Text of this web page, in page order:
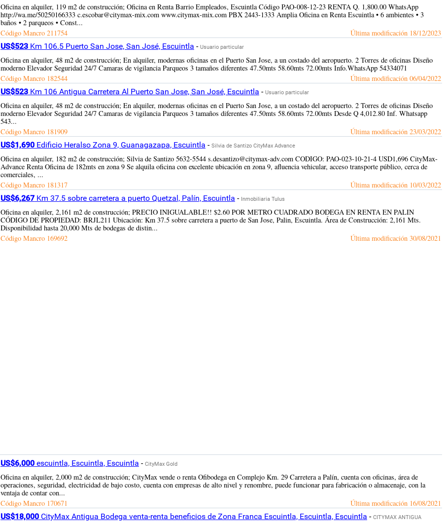
Oficina en alquiler, 119 m2 de construcción; Oficina en Renta Barrio Empleados, Escuintla Código PAO-008-12-23 RENTA Q. 1,800.00 WhatsApp
http://wa.me/50250166333 c.escobar@citymax-mix.com www.citymax-mix.com PBX 2443-1333 Amplia Oficina en Renta Escuintla • 6 ambientes • 3
baños • 2 parqueos • Const...
Código Mancro 211754 Última modificación 18/12/2023
US$523Km 106.5 Puerto San Jose, San José, Escuintla - Usuario particular
Oficina en alquiler, 48 m2 de construcción; En alquiler, modernas oficinas en el Puerto San Jose, a un costado del aeropuerto. 2 Torres de oficinas Diseño
moderno Elevador Seguridad 24/7 Camaras de vigilancia Parqueos 3 tamaños diferentes 47.50mts 58.60mts 72.00mts Info.WhatsApp 54334071
Código Mancro 182544 Última modificación 06/04/2022
US$523Km 106 Antigua Carretera Al Puerto San Jose, San José, Escuintla - Usuario particular
Oficina en alquiler, 48 m2 de construcción; En alquiler, modernas oficinas en el Puerto San Jose, a un costado del aeropuerto. 2 Torres de oficinas Diseño
moderno Elevador Seguridad 24/7 Camaras de vigilancia Parqueos 3 tamaños diferentes 47.50mts 58.60mts 72.00mts Desde Q 4,012.80 Inf. Whatsapp
543...
Código Mancro 181909 Última modificación 23/03/2022
US$1,690Edificio Heralso Zona 9, Guanagazapa, Escuintla - Silvia de Santizo CityMax Advance
Oficina en alquiler, 182 m2 de construcción; Silvia de Santizo 5632-5544 s.desantizo@citymax-adv.com CODIGO: PAO-023-10-21-4 USD1,696 CityMax-
Advance Renta Oficina de 182mts en zona 9 Se alquila oficina con excelente ubicación en zona 9, afluencia vehicular, acceso transporte público, cerca de
comerciales, ...
Código Mancro 181317 Última modificación 10/03/2022
US$6,267Km 37.5 sobre carretera a puerto Quetzal, Palín, Escuintla - Inmobiliaria Tulus
Oficina en alquiler, 2,161 m2 de construcción; PRECIO INIGUALABLE!! $2.60 POR METRO CUADRADO BODEGA EN RENTA EN PALIN
CÓDIGO DE PROPIEDAD: BRJL211 Ubicación: Km 37.5 sobre carretera a puerto de San Jose, Palin, Escuintla. Área de Construcción: 2,161 Mts.
Disponibilidad hasta 20,000 Mts de bodegas de distin...
Código Mancro 169692 Última modificación 30/08/2021
US$6,000escuintla, Escuintla, Escuintla - CityMax Gold
Oficina en alquiler, 2,000 m2 de construcción; CityMax vende o renta Ofibodega en Complejo Km. 29 Carretera a Palín, cuenta con oficinas, área de
operaciones, seguridad, electricidad de bajo costo, cuenta con empresas de alto nivel y renombre, puede funcionar para fabricación o almacenaje, con la
ventaja de contar con...
Código Mancro 170671 Última modificación 16/08/2021
US$18,000CityMax Antigua Bodega venta-renta beneficios de Zona Franca Escuintla, Escuintla, Escuintla - CITYMAX ANTIGUA